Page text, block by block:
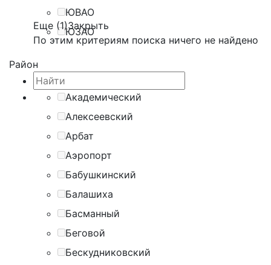
ЮВАО
ЮЗАО
Еще (1)Закрыть
По этим критериям поиска ничего не найдено
Район
Академический
Алексеевский
Арбат
Аэропорт
Бабушкинский
Балашиха
Басманный
Беговой
Бескудниковский